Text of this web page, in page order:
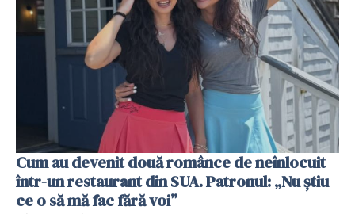
Cum au devenit două românce de neînlocuit
într-un restaurant din SUA. Patronul: „Nu știu
ce o să mă fac fără voi”